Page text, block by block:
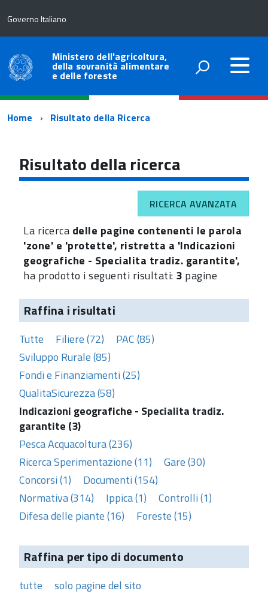
Governo Italiano
Ministero dell'agricoltura,
della sovranità alimentare
e delle foreste
Percorso
navigazione
Home Risultato della Ricerca
Risultato della ricerca
RICERCA AVANZATA
La ricerca delle pagine contenenti le parola
'zone' e 'protette', ristretta a 'Indicazioni
geografiche - Specialita tradiz. garantite',
ha prodotto i seguenti risultati: 3 pagine
Raffina i risultati
Tutte Filiere (72)
PAC (85)
Sviluppo Rurale (85)
Fondi e Finanziamenti (25)
QualitaSicurezza (58)
Indicazioni geografiche - Specialita tradiz.
garantite (3)
Pesca Acquacoltura (236)
Ricerca Sperimentazione (11)
Gare (30)
Concorsi (1)
Documenti (154)
Normativa (314)
Ippica (1)
Controlli (1)
Difesa delle piante (16)
Foreste (15)
Raffina per tipo di documento
tutte
solo pagine del sito